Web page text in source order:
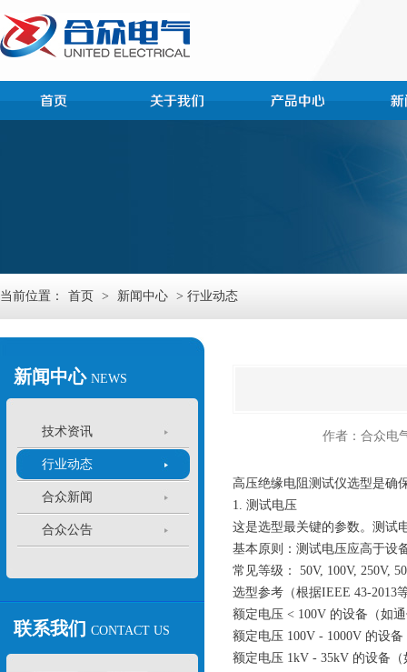
当前位置： 首页 > 新闻中心 > 行业动态
新闻中心 NEWS
技术资讯
行业动态
合众新闻
合众公告
联系我们 CONTACT US
作者：合众电
高压绝缘电阻测试仪选型是确
1. 测试电压
这是选型最关键的参数。测试
基本原则：测试电压应高于设
常见等级： 50V, 100V, 250V,
选型参考（根据IEEE 43-2013
额定电压 < 100V 的设备（如
额定电压 100V - 1000V 的设
额定电压 1kV - 35kV 的设备